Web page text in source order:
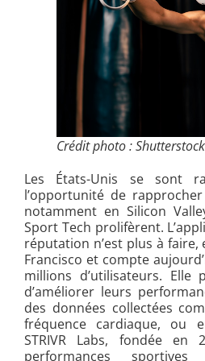
Crédit photo : Shutterstock
Les États-Unis se sont
l’opportunité de
notamment en Silicon
Sport Tech prolifèrent.
réputation n’est plus à faire,
Francisco et compte
millions d’utilisateurs. Elle
d’améliorer leurs
des données collectées
fréquence cardiaque, ou
STRIVR Labs, fondée en
performances